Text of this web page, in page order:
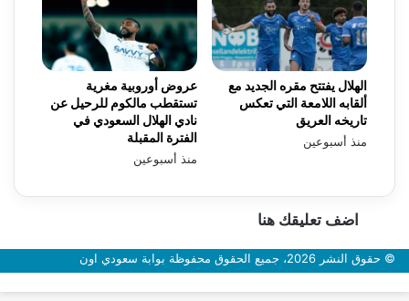
عروض أوروبية مغرية
تستقطب مالكوم للرحيل عن
نادي الهلال السعودي في
الفترة المقبلة
منذ أسبوعين
الهلال يفتتح مقره الجديد مع
ألقابه اللامعة التي تعكس
تاريخه العريق
منذ أسبوعين
اضف تعليقك هنا
© حقوق النشر 2026، جميع الحقوق محفوظة بوابة سعودي اون